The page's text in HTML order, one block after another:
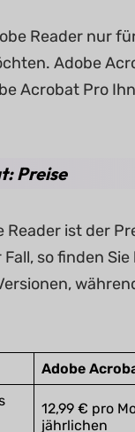
Reader nur
Adobe
Acrobat Pro
Preise
ist der
so finden
Adobe
12,99 € pro
jährlichen